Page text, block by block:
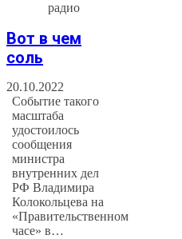
радио
Вот в чем
соль
20.10.2022
Событие такого
масштаба
удостоилось
сообщения
министра
внутренних дел
РФ Владимира
Колокольцева на
«Правительственном
часе» в…